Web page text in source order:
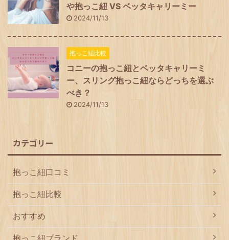
や抱っこ紐 VS ベッタキャリーミー
2024/11/13
抱っこ紐比較
コニーの抱っこ紐とベッタキャリーミ
ー、スリング抱っこ紐ならどっちを選ぶ
べき？
2024/11/13
カテゴリー
抱っこ紐口コミ
抱っこ紐比較
おすすめ